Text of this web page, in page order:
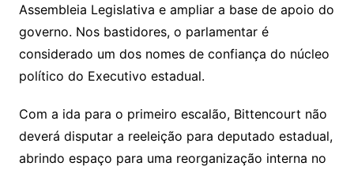
Assembleia Legislativa e ampliar a base de apoio do
governo. Nos bastidores, o parlamentar é
considerado um dos nomes de confiança do núcleo
político do Executivo estadual.
Com a ida para o primeiro escalão, Bittencourt não
deverá disputar a reeleição para deputado estadual,
abrindo espaço para uma reorganização interna no